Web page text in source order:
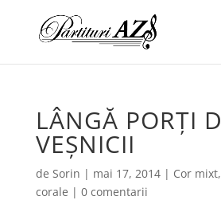
LÂNGĂ PORȚI
VEȘNICII
de Sorin | mai 17, 2014| Cor mixt,
corale | 0 comentarii